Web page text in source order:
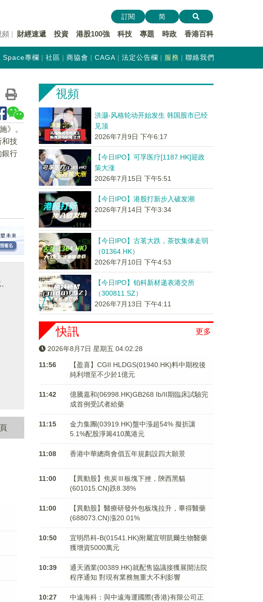
頻 財經速遞 投資 港股100強 科技 專題 時政 香港百科
訂閱 简
Space專欄 社區 商協會 CAGA 法定公告欄 服務 聯絡我們
》。
和技
銀行
視頻
洪灏-风格轮动开始发生 韩国股市已经
见顶
2026年7月9日 下午6:17
【今日IPO】可孚医疗[1187.HK]迎政
策大涨
2026年7月15日 下午5:51
【今日IPO】港股打新步入破发潮
2026年7月14日 下午3:34
【今日IPO】古茗大跌，茶饮集体走弱
（01364.HK）
2026年7月10日 下午4:53
【今日IPO】铂科新材递表港交所
（300811.SZ）
2026年7月13日 下午4:11
更多
快訊
2026年8月7日 星期五 04:02:28
11:56
【盈喜】CGII HLDGS(01940.HK)料中期稅後
純利增至不少於1億元
11:42
億騰嘉和(06998.HK)GB268 Ib/II期臨床試驗完
成首例受試者給藥
11:15
金力集團(03919.HK)盤中漲超54% 擬折讓
5.1%配股淨籌410萬港元
11:08 香港中華總商會倡五年規劃設四大願景
11:00
【異動股】焦炭Ⅲ板塊下挫，陝西黑貓
(601015.CN)跌8.38%
11:00
【異動股】醫療研發外包板塊拉升，畢得醫藥
(688073.CN)漲20.01%
10:50
宜明昂科-B(01541.HK)附屬宜明凱爾生物醫藥
獲增資5000萬元
10:39
通天酒業(00389.HK)就配售協議接獲展開法院
程序通知 對現有業務無重大不利影響
10:27
中遠海科：與中遠海運國際(香港)有限公司正